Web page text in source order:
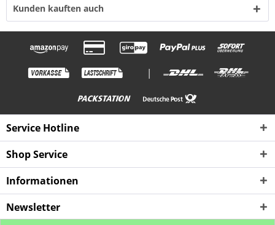
Kunden kauften auch
|
Service Hotline
Shop Service
Informationen
Newsletter